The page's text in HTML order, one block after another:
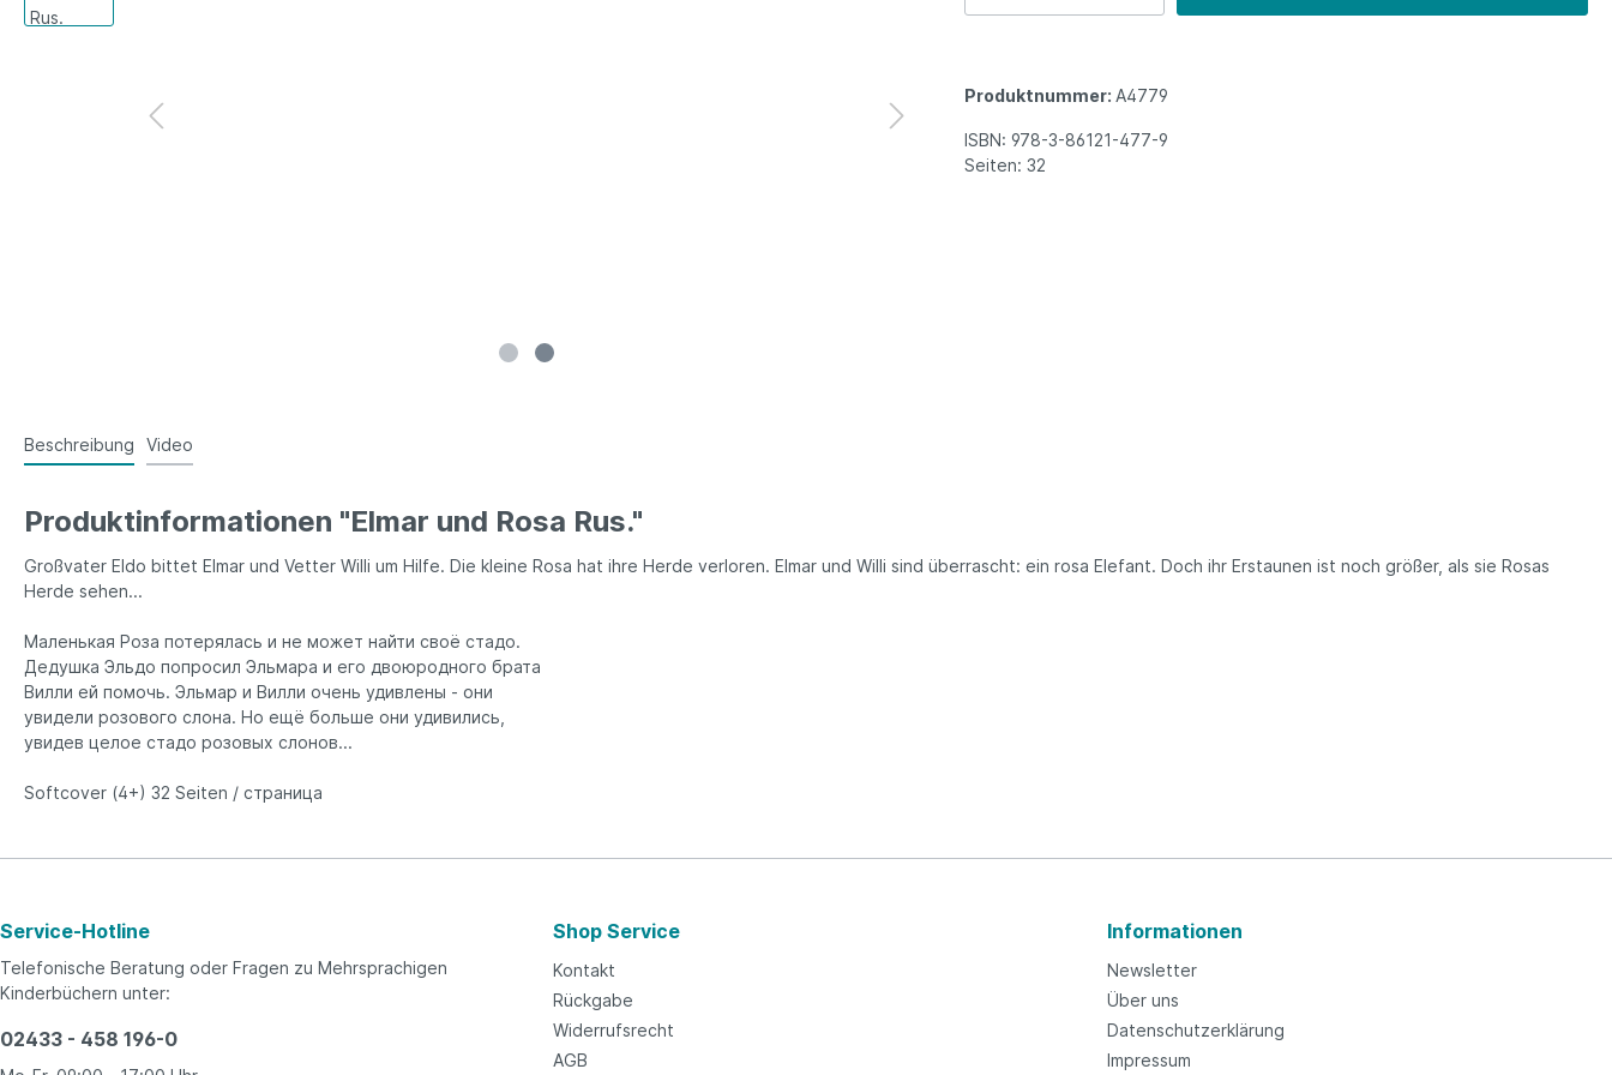
Produktnummer: A4779
ISBN: 978-3-86121-477-9
Seiten: 32
Beschreibung Video
Produktinformationen "Elmar und Rosa Rus."
Großvater Eldo bittet Elmar und Vetter Willi um Hilfe. Die kleine Rosa hat ihre Herde verloren. Elmar und Willi sind überrascht: ein rosa Elefant. Doch ihr Erstaunen ist noch größer, als sie Rosas
Herde sehen...
Маленькая Роза потерялась и не может найти своё стадо.
Дедушка Эльдо попросил Эльмара и его двоюродного брата
Вилли ей помочь. Эльмар и Вилли очень удивлены - они
увидели розового слона. Но ещё больше они удивились,
увидев целое стадо розовых слонов...
Softcover (4+) 32 Seiten / страница
Service-Hotline
Telefonische Beratung oder Fragen zu Mehrsprachigen
Kinderbüchern unter:
02433 - 458 196-0
Shop Service
Kontakt
Rückgabe
Widerrufsrecht
AGB
Informationen
Newsletter
Über uns
Datenschutzerklärung
Impressum